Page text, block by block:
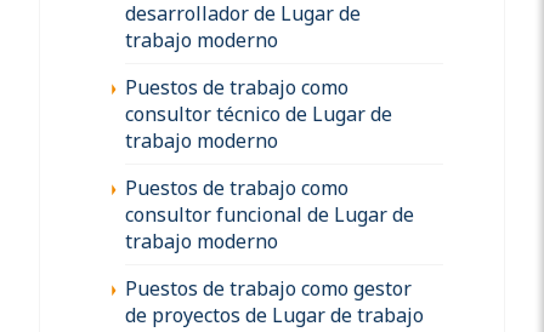
desarrollador de Lugar de
trabajo moderno
Puestos de trabajo como
consultor técnico de Lugar de
trabajo moderno
Puestos de trabajo como
consultor funcional de Lugar de
trabajo moderno
Puestos de trabajo como gestor
de proyectos de Lugar de trabajo